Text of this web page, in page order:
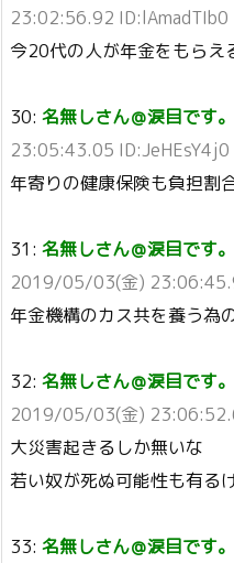
23:02:56.92 ID:lAmadTIb0
今20代の人が年金をもら
30: 名無しさん＠涙目です
23:05:43.05 ID:JeHEsY4j0
年寄りの健康保険も負担割
31: 名無しさん＠涙目です
2019/05/03(金)
年金機構のカス共を養う為
32: 名無しさん＠涙目です
2019/05/03(金)
大災害起きるしか無いな
若い奴が死ぬ可能性も有る
33: 名無しさん＠涙目です